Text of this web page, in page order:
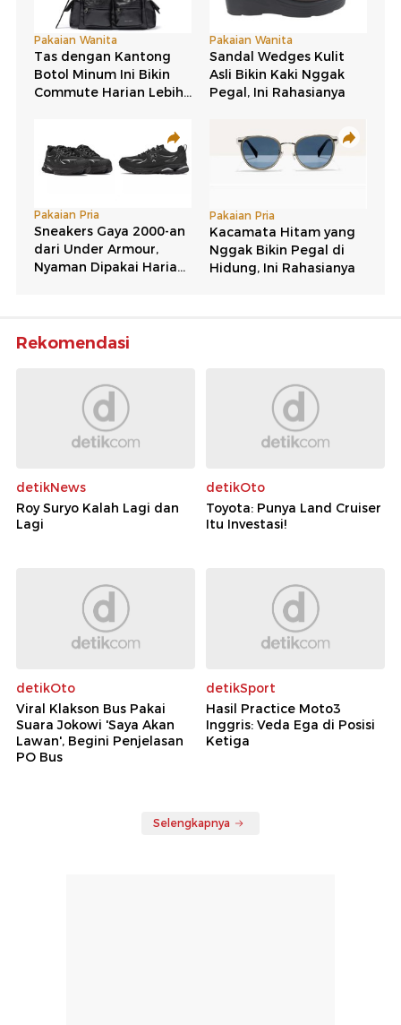
Rekomendasi
detikNews
Roy Suryo Kalah Lagi dan
Lagi
detikOto
Toyota: Punya Land Cruiser
Itu Investasi!
detikOto
Viral Klakson Bus Pakai
Suara Jokowi 'Saya Akan
Lawan', Begini Penjelasan
PO Bus
detikSport
Hasil Practice Moto3
Inggris: Veda Ega di Posisi
Ketiga
Selengkapnya